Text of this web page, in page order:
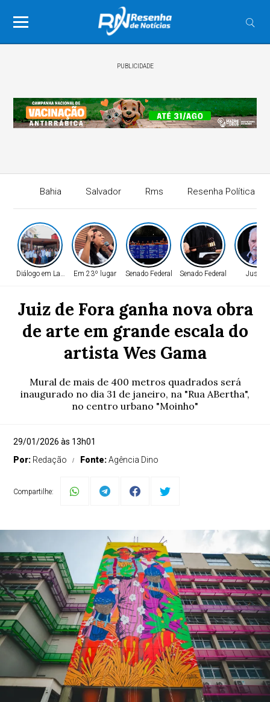
PUBLICIDADE
Bahia Salvador Rms Resenha Política
Diálogo em Lauro! Em 23º lugar Senado Federal Senado Federal Justiça
Juiz de Fora ganha nova obra
de arte em grande escala do
artista Wes Gama
Mural de mais de 400 metros quadrados será
inaugurado no dia 31 de janeiro, na "Rua ABertha",
no centro urbano "Moinho"
29/01/2026 às 13h01
Por: Redação Fonte:Agência Dino
Compartilhe: